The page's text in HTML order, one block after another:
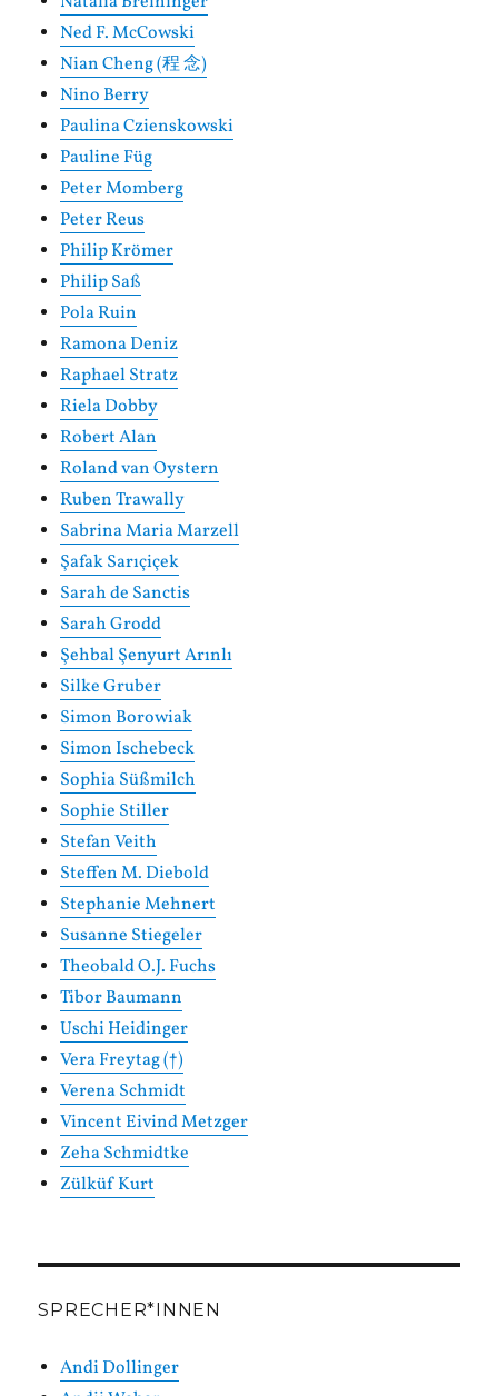
Ned F. McCowski
Nian Cheng (程 念)
Nino Berry
Paulina Czienskowski
Pauline Füg
Peter Momberg
Peter Reus
Philip Krömer
Philip Saß
Pola Ruin
Ramona Deniz
Raphael Stratz
Riela Dobby
Robert Alan
Roland van Oystern
Ruben Trawally
Sabrina Maria Marzell
Şafak Sarıçiçek
Sarah de Sanctis
Sarah Grodd
Şehbal Şenyurt Arınlı
Silke Gruber
Simon Borowiak
Simon Ischebeck
Sophia Süßmilch
Sophie Stiller
Stefan Veith
Steffen M. Diebold
Stephanie Mehnert
Susanne Stiegeler
Theobald O.J. Fuchs
Tibor Baumann
Uschi Heidinger
Vera Freytag (†)
Verena Schmidt
Vincent Eivind Metzger
Zeha Schmidtke
Zülküf Kurt
SPRECHER*INNEN
Andi Dollinger